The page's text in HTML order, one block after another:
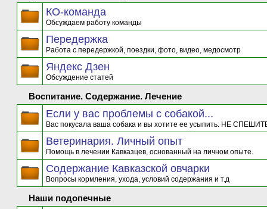
КО-команда
Обсуждаем работу команды
Передержка
Работа с передержкой, поездки, фото, видео, медосмотр
Яндекс Дзен
Обсуждение статей
Воспитание. Содержание. Лечение
Если у вас проблемы с собакой...
Вас покусала ваша собака и вы хотите ее усыпить. НЕ
Ветеринария. Личный опыт
Помощь в лечении Кавказцев, основанный на личном опыте.
Содержание Кавказской овчарки
Вопросы кормления, ухода, условий содержания и т.д
Наши подопечные